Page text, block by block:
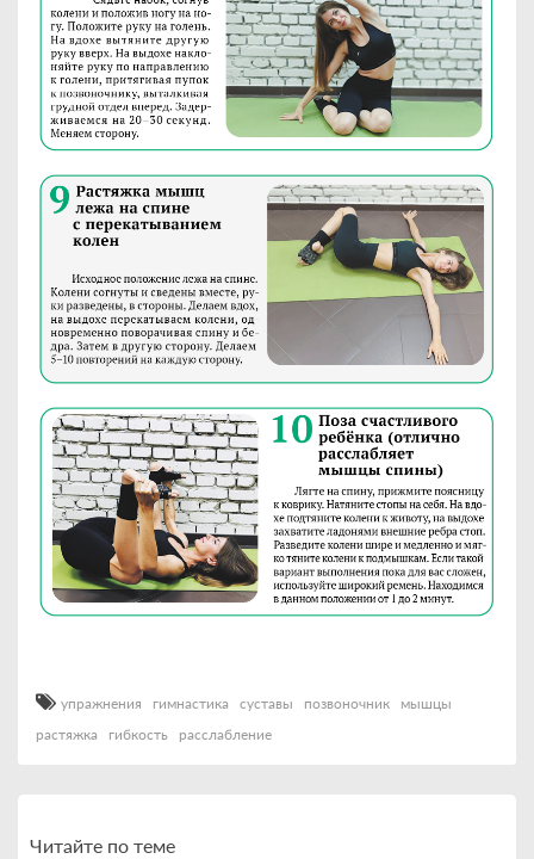
упражнения гимнастика суставы позвоночник
мышцы
растяжка
гибкость расслабление
Читайте по теме